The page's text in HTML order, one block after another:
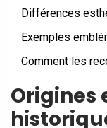
Différences
Exemples
Comment les
Origines